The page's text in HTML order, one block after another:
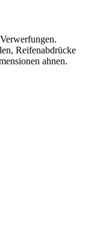
Reifenabdrücke
ahnen.